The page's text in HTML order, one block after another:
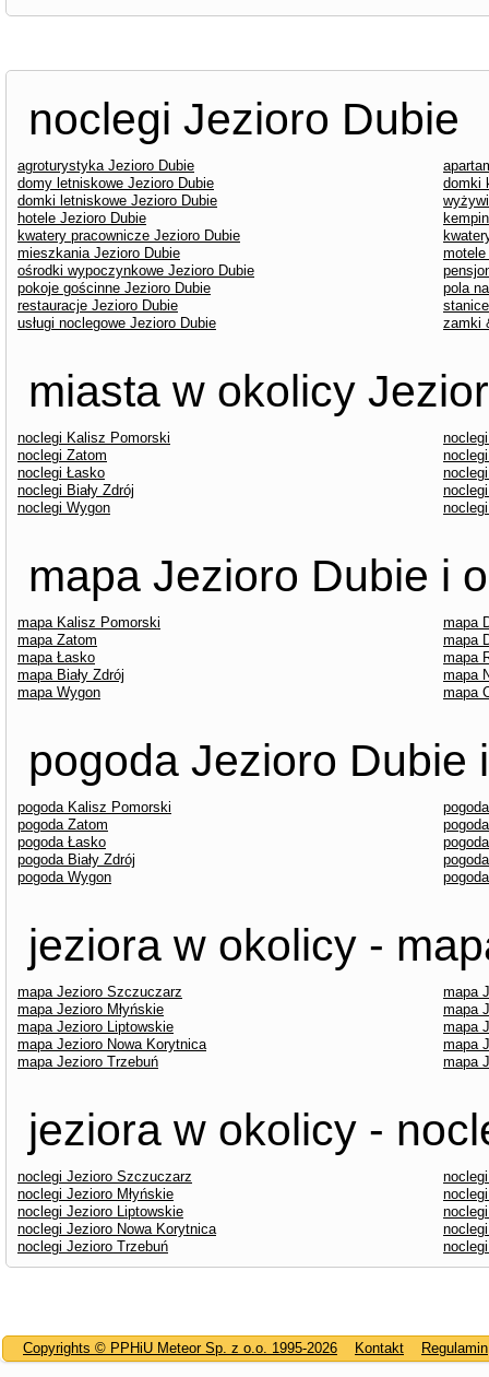
noclegi Jezioro Dubie
agroturystyka Jezioro Dubie
domy letniskowe Jezioro Dubie
domki
domki letniskowe Jezioro Dubie
hotele Jezioro Dubie
kwatery pracownicze Jezioro Dubie
mieszkania Jezioro Dubie
motele
ośrodki wypoczynkowe Jezioro Dubie
pokoje gościnne Jezioro Dubie
pola
restauracje Jezioro Dubie
usługi noclegowe Jezioro Dubie
zamki
miasta w okolicy
noclegi Kalisz Pomorski
noclegi Zatom
noclegi Łasko
noclegi Biały Zdrój
noclegi Wygon
mapa Jezioro Dubie i
mapa Kalisz Pomorski
mapa
mapa Zatom
mapa
mapa Łasko
mapa
mapa Biały Zdrój
mapa
mapa Wygon
mapa
pogoda Jezioro Dubie
pogoda Kalisz Pomorski
pogoda Zatom
pogoda Łasko
pogoda Biały Zdrój
pogoda Wygon
jeziora w okolicy -
mapa Jezioro Szczuczarz
mapa
mapa Jezioro Młyńskie
mapa
mapa Jezioro Liptowskie
mapa
mapa Jezioro Nowa Korytnica
mapa
mapa Jezioro Trzebuń
mapa
jeziora w okolicy -
noclegi Jezioro Szczuczarz
noclegi Jezioro Młyńskie
noclegi Jezioro Liptowskie
noclegi Jezioro Nowa Korytnica
noclegi Jezioro Trzebuń
Copyrights © PPHiU Meteor Sp. z o.o. 1995-2026 Kontakt Regulamin